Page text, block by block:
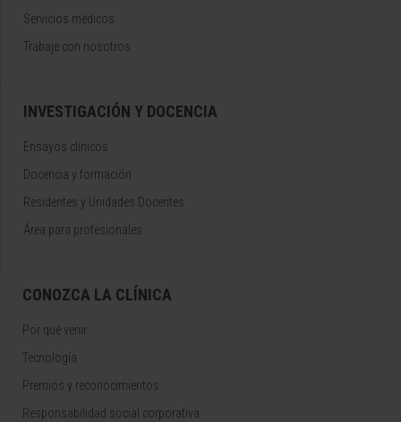
Servicios médicos
Trabaje con nosotros
INVESTIGACIÓN Y DOCENCIA
Ensayos clínicos
Docencia y formación
Residentes y Unidades Docentes
Área para profesionales
CONOZCA LA CLÍNICA
Por qué venir
Tecnología
Premios y reconocimientos
Responsabilidad social corporativa